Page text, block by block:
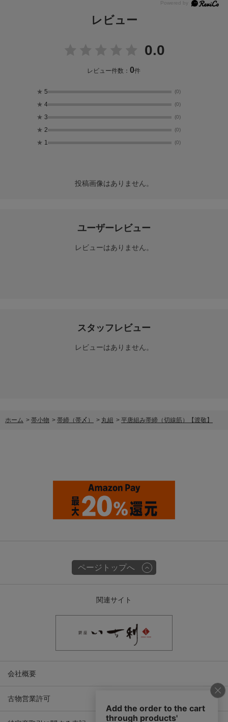
レビュー
0.0
レビュー件数：0件
★ 5 (0)
★ 4 (0)
★ 3 (0)
★ 2 (0)
★ 1 (0)
投稿画像はありません。
ユーザーレビュー
レビューはありません。
スタッフレビュー
レビューはありません。
ホーム > 帯小物 > 帯締（帯〆） > 丸組 > 平唐組み帯締（切線筋）【渡敬】
ページトップへ
関連サイト
会社概要
古物営業許可